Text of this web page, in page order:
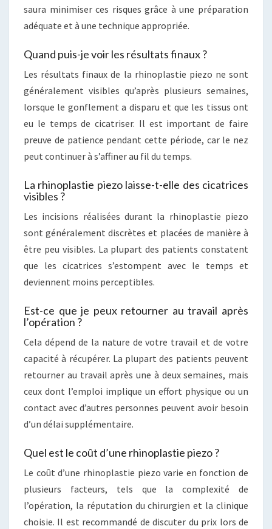
saura minimiser ces risques grâce à une préparation
adéquate et à une technique appropriée.
Quand puis-je voir les résultats finaux ?
Les résultats finaux de la rhinoplastie piezo ne sont
généralement visibles qu’après plusieurs semaines,
lorsque le gonflement a disparu et que les tissus ont
eu le temps de cicatriser. Il est important de faire
preuve de patience pendant cette période, car le nez
peut continuer à s’affiner au fil du temps.
La rhinoplastie piezo laisse-t-elle des cicatrices
visibles ?
Les incisions réalisées durant la rhinoplastie piezo
sont généralement discrètes et placées de manière à
être peu visibles. La plupart des patients constatent
que les cicatrices s’estompent avec le temps et
deviennent moins perceptibles.
Est-ce que je peux retourner au travail après
l’opération ?
Cela dépend de la nature de votre travail et de votre
capacité à récupérer. La plupart des patients peuvent
retourner au travail après une à deux semaines, mais
ceux dont l’emploi implique un effort physique ou un
contact avec d’autres personnes peuvent avoir besoin
d’un délai supplémentaire.
Quel est le coût d’une rhinoplastie piezo ?
Le coût d’une rhinoplastie piezo varie en fonction de
plusieurs facteurs, tels que la complexité de
l’opération, la réputation du chirurgien et la clinique
choisie. Il est recommandé de discuter du prix lors de